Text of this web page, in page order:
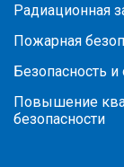
Радиационная
Пожарная
Безопасность и
Повышение
безопасности